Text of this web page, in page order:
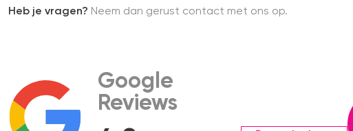
Heb je vragen? Neem dan gerust contact met ons op.
Google
Reviews